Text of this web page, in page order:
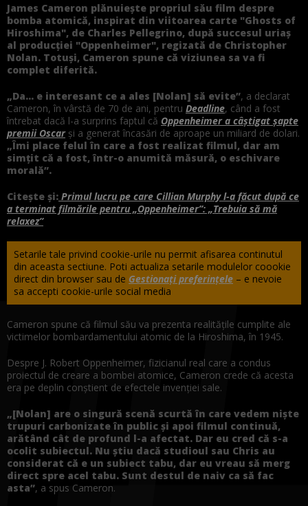
James Cameron plănuiește propriul său film despre
bomba atomică, inspirat din viitoarea carte "Ghosts of
Hiroshima", de Charles Pellegrino, după succesul uriaș
al producției "Oppenheimer", regizată de Christopher
Nolan. Totuși, Cameron spune că viziunea sa va fi
complet diferită.
„Da… e interesant ce a ales [Nolan] să evite”, a declarat
Cameron, în vârstă de 70 de ani, pentru Deadline, când a fost
întrebat dacă l-a surprins faptul că Oppenheimer a câștigat șapte
premii Oscarși a generat încasări de aproape un miliard de dolari.
„Îmi place felul în care a fost realizat filmul, dar am
simțit că a fost, într-o anumită măsură, o eschivare
morală”.
Citește și: Primul lucru pe care Cillian Murphy l-a făcut după ce
a terminat filmările pentru „Oppenheimer”: „Trebuia să mă
relaxez”
Setarile tale privind cookie-urile nu permit afisarea continutul
din aceasta sectiune. Poti actualiza setarile modulelor coookie
direct din browser sau de Gestionați preferințele – e nevoie
sa accepti cookie-urile social media
Cameron spune că filmul său va prezenta realitățile cumplite ale
victimelor bombardamentului atomic de la Hiroshima, în 1945.
Despre J. Robert Oppenheimer, fizicianul real care a condus
proiectul de creare a bombei atomice, Cameron crede că acesta
era pe deplin conștient de efectele invenției sale.
„[Nolan] are o singură scenă scurtă în care vedem niște
trupuri carbonizate în public și apoi filmul continuă,
arătând cât de profund l-a afectat. Dar eu cred că s-a
ocolit subiectul. Nu știu dacă studioul sau Chris au
considerat că e un subiect tabu, dar eu vreau să merg
direct spre acel tabu. Sunt destul de naiv ca să fac
asta”, a spus Cameron.